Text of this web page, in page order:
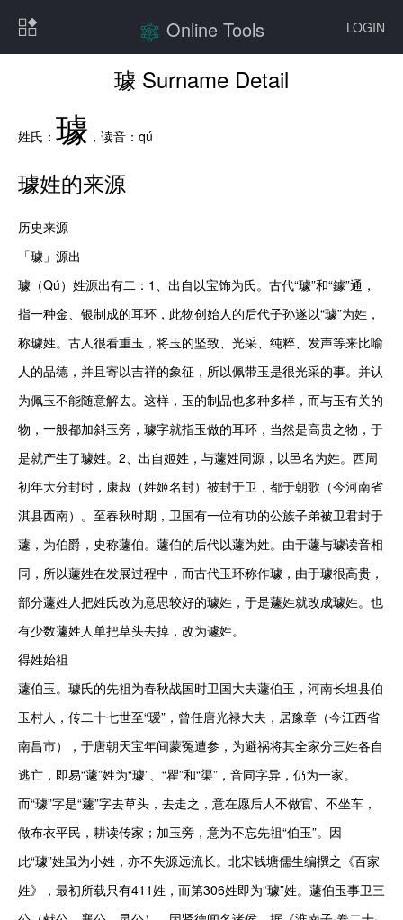
LOGIN
Online Tools
璩 Surname Detail
姓氏： 璩 ，读音： qú
璩姓的来源
历史来源
「璩」源出
璩（Qú）姓源出有二：1、出自以宝饰为氏。古代“璩”和“鐻”通，
指一种金、银制成的耳环，此物创始人的后代子孙遂以“璩”为姓，
称璩姓。古人很看重玉，将玉的坚致、光采、纯粹、发声等来比喻
人的品德，并且寄以吉祥的象征，所以佩带玉是很光采的事。并认
为佩玉不能随意解去。这样，玉的制品也多种多样，而与玉有关的
物，一般都加斜玉旁，璩字就指玉做的耳环，当然是高贵之物，于
是就产生了璩姓。2、出自姬姓，与蘧姓同源，以邑名为姓。西周
初年大分封时，康叔（姓姬名封）被封于卫，都于朝歌（今河南省
淇县西南）。至春秋时期，卫国有一位有功的公族子弟被卫君封于
蘧，为伯爵，史称蘧伯。蘧伯的后代以蘧为姓。由于蘧与璩读音相
同，所以蘧姓在发展过程中，而古代玉环称作璩，由于璩很高贵，
部分蘧姓人把姓氏改为意思较好的璩姓，于是蘧姓就改成璩姓。也
有少数蘧姓人单把草头去掉，改为遽姓。
得姓始祖
蘧伯玉。璩氏的先祖为春秋战国时卫国大夫蘧伯玉，河南长坦县伯
玉村人，传二十七世至“瑷”，曾任唐光禄大夫，居豫章（今江西省
南昌市），于唐朝天宝年间蒙冤遭参，为避祸将其全家分三姓各自
逃亡，即易“蘧”姓为“璩”、“瞿”和“渠”，音同字异，仍为一家。
而“璩”字是“蘧”字去草头，去走之，意在愿后人不做官、不坐车，
做布衣平民，耕读传家；加玉旁，意为不忘先祖“伯玉”。因
此“璩”姓虽为小姓，亦不失源远流长。北宋钱塘儒生编撰之《百家
姓》，最初所载只有411姓，而第306姓即为“璩”姓。蘧伯玉事卫三